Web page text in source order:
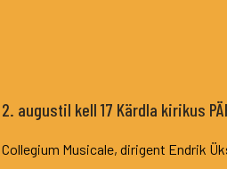
2. augustil kell 17 Kärdla kirikus
Collegium Musicale, dirigent Endrik